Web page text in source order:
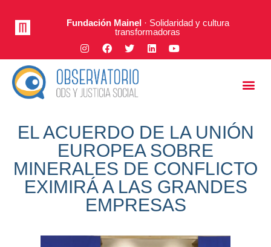
Fundación Mainel· Solidaridad y cultura
transformadoras
EL ACUERDO DE LA UNIÓN
EUROPEA SOBRE
MINERALES DE CONFLICTO
EXIMIRÁ A LAS GRANDES
EMPRESAS